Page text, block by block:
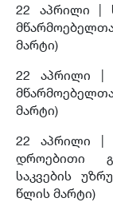
22 აპრილი |
მარტი)
22 აპრილი |
მარტი)
22 აპრილი |
დროებითი
საკვების
წლის მარტი)